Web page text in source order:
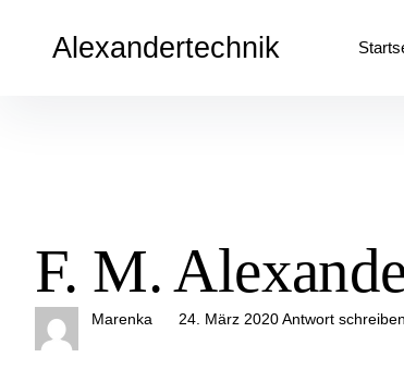
überspringenAlexandertechnik
F. M.
Marenka 24. März 2020Antwort schreiben